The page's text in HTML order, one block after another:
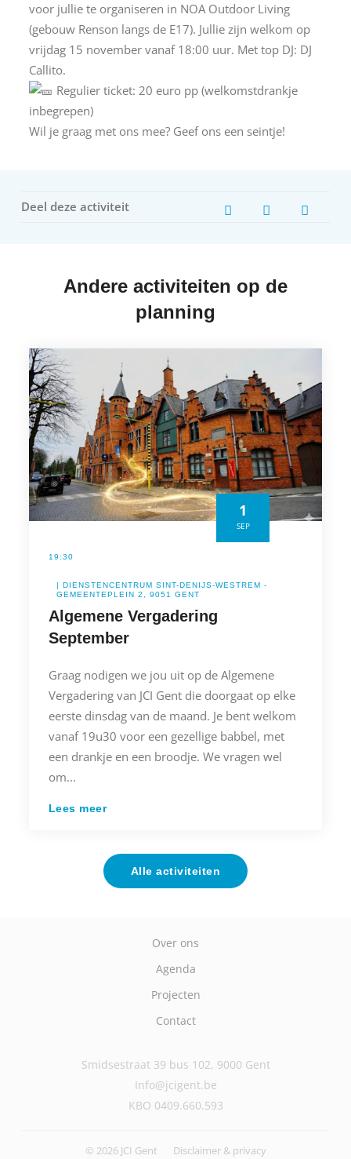
voor jullie te organiseren in NOA Outdoor Living
(gebouw Renson langs de E17). Jullie zijn welkom op
vrijdag 15 november vanaf 18:00 uur. Met top DJ: DJ
Callito.
Regulier ticket: 20 euro pp (welkomstdrankje
inbegrepen)
Wil je graag met ons mee? Geef ons een seintje!
Deel deze activiteit
Andere activiteiten op de
planning
1
SEP
19:30
| DIENSTENCENTRUM SINT-DENIJS-WESTREM -
GEMEENTEPLEIN 2, 9051 GENT
Algemene Vergadering
September
Graag nodigen we jou uit op de Algemene
Vergadering van JCI Gent die doorgaat op elke
eerste dinsdag van de maand. Je bent welkom
vanaf 19u30 voor een gezellige babbel, met
een drankje en een broodje. We vragen wel
om...
Lees meer
Alle activiteiten
Over ons
Agenda
Projecten
Contact
Smidsestraat 39 bus 102, 9000 Gent
Info@jcigent.be
KBO 0409.660.593
© 2026 JCI Gent Disclaimer & privacy